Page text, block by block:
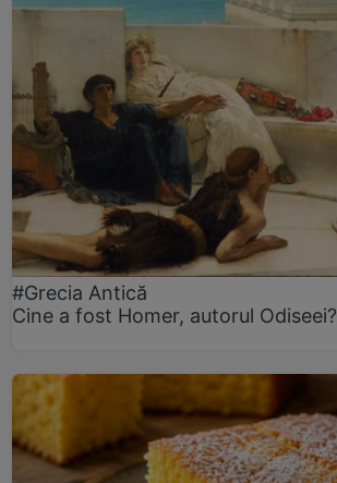
#Grecia Antică
Cine a fost Homer, autorul Odiseei?